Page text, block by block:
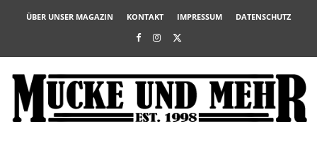
ÜBER UNSER MAGAZIN KONTAKT IMPRESSUM DATENSCHUTZ